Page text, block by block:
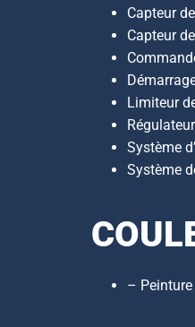
Capteur
Capteur
Limiteur
Système
Système
– Peinture